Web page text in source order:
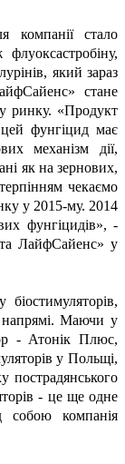
компанії стало
який зараз
стане
ринку. «Продукт
фунгіцид має
механізм дії,
як на зернових,
чекаємо
у 2015-му. 2014
фунгіцидів», -
ЛайфСайенс» у
напрямі. Маючи у
- Атонік Плюс,
у Польщі,
пострадянського
- це ще одне
собою компанія